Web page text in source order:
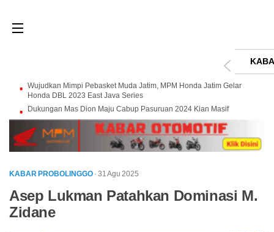
Wujudkan Mimpi Pebasket Muda Jatim, MPM Honda Jatim Gelar
Honda DBL 2023 East Java Series
Dukungan Mas Dion Maju Cabup Pasuruan 2024 Kian Masif
KABAR PROBOLINGGO · 31 Agu 2025
Asep Lukman Patahkan Dominasi M.
Zidane